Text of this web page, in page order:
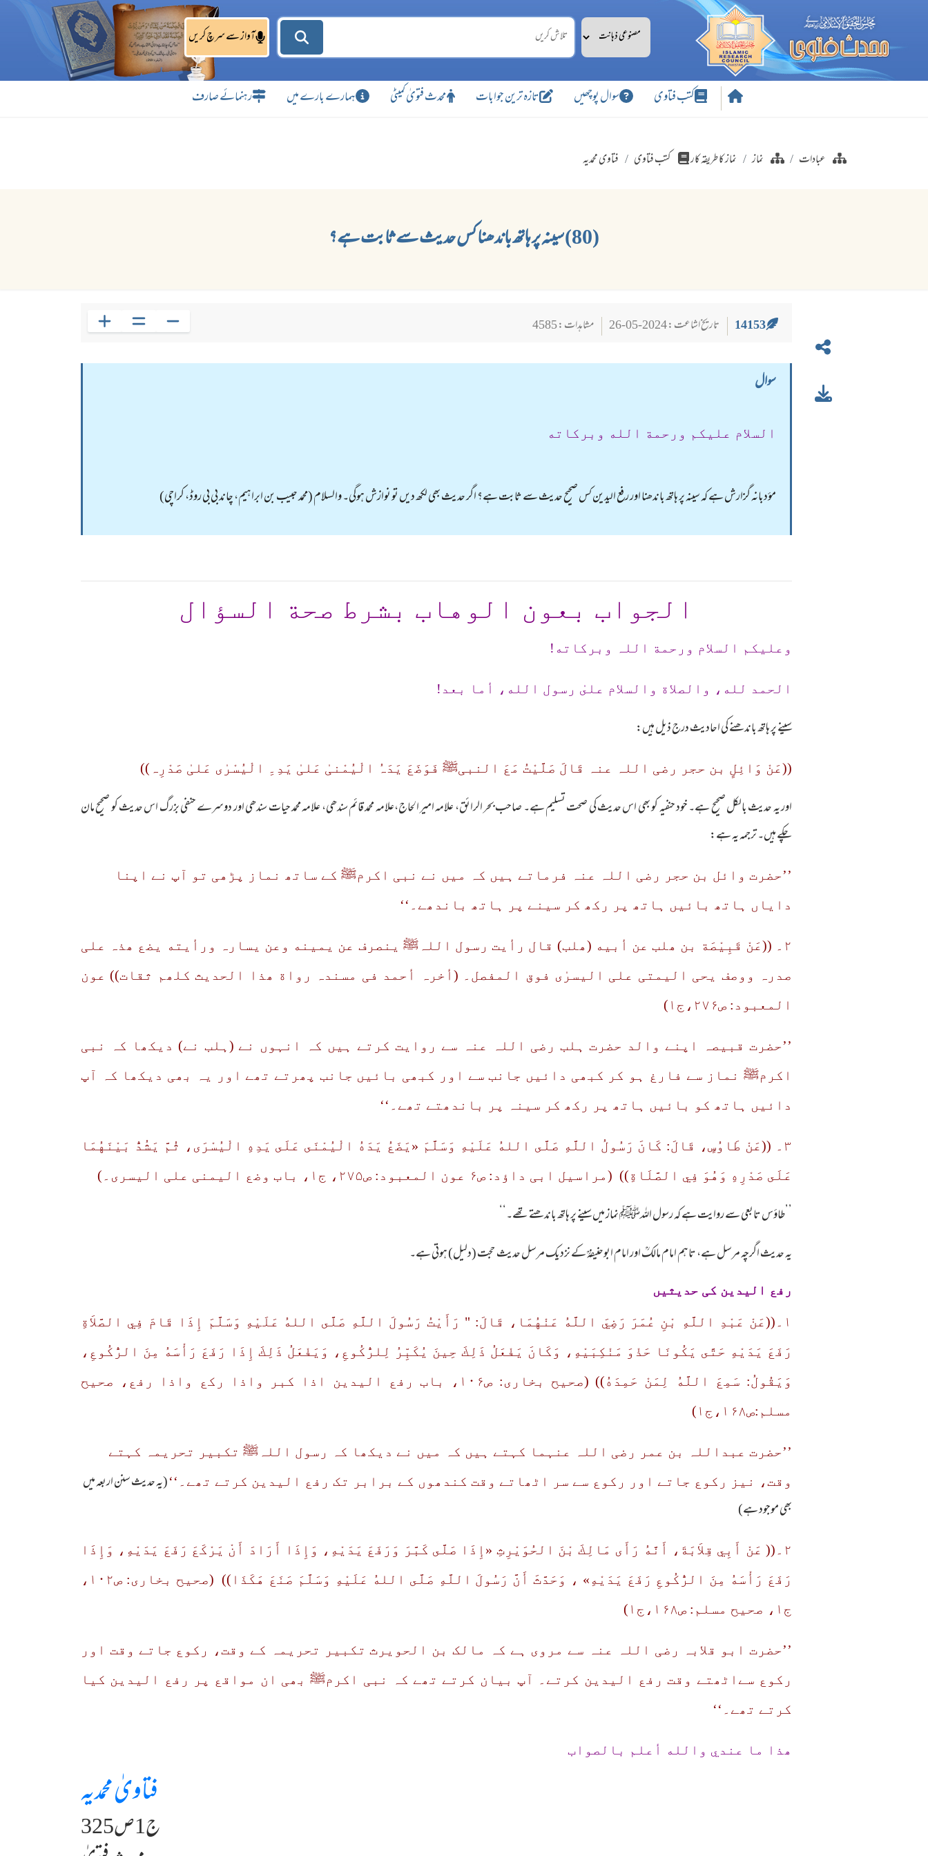
آواز سے سرچ کریں
کتب فتاوی سوال پوچھیں تازہ ترین جوابات محدث فتویٰ کمیٹی ہمارے بارے میں رہنمائے صارف
عبادات نماز نماز کا طریقہ کار کتب فتاوی فتاوی محمدیہ
(80) سینہ پر ہاتھ باندھنا کس حدیث سے ثابت ہے؟
14153 تاریخ اشاعت : 2024-05-26 مشاہدات : 4585
سوال
السلام عليكم ورحمة الله وبركاته
مؤدبانہ گزارش ہے کہ سینہ پر ہاتھ باندھنا اور رفع الیدین کس صحیح حدیث سے ثابت ہے؟ اگر حدیث بھی لکھ دیں تو نوازش ہوگی۔ والسلام (محمد حبیب بن ابراہیم، چاند بی بی روڈ، کراچی)
الجواب بعون الوهاب بشرط صحة السؤال
وعلیکم السلام ورحمة اللہ وبرکاته!
الحمد لله، والصلاة والسلام علىٰ رسول الله، أما بعد!
سینے پر ہاتھ باندھنے کی احادیث درج ذیل ہیں:
((عَنْ وَائِلٍ بن حجر رضی اللہ عنہ قَالَ صَلَّیْتُ مَعَ النبیﷺ فَوَضَعَ یَدَہُ الْیُمْنیٰ عَلیٰ یَدِ۔ِ الْیُسْرٰی عَلیٰ صَدْرِہ))
اور یہ حدیث بالکل صحیح ہے۔ خود حنفیہ کو بھی اس حدیث کی صحت تسلیم ہے۔ صاحب بحر الرائق، علامہ امیر الحاج،علامہ محمد قائم سندھی، علامہ محمد حیات سندھی اور دوسرے حنفی بزرگ اس حدیث کو صحیح مان
چکے ہیں۔ ترجمہ یہ ہے:
’’حضرت وائل بن حجر رضی اللہ عنہ فرماتے ہیں کہ میں نے نبی اکرمﷺ کے ساتھ نماز پڑھی تو آپ نے اپنا
دایاں ہاتھ بائیں ہاتھ پر رکھ کر سینے پر ہاتھ باندھے۔‘‘
۲۔ ((عَنْ قَبِیْصَة بن ھلب عن أبیه (ھلب) قال رأیت رسول اللہﷺ ینصرف عن یمینه وعن یسارہ ورأیته یضع ھذہ علی
صدرہ ووصف یحی الیمتی علی الیسرٰی فوق المفصل۔ (أخرہ أحمد فی مسندہ رواة ھذا الحدیث کلھم ثقات)) عون
المعبود: ص۲۷۶،ج۱)
’’حضرت قبیصہ اپنے والد حضرت ہلب رضی اللہ عنہ سے روایت کرتے ہیں کہ انہوں نے (ہلب نے) دیکھا کہ نبی
اکرمﷺ نماز سے فارغ ہو کر کبھی دائیں جانب سے اور کبھی بائیں جانب پھرتے تھے اور یہ بھی دیکھا کہ آپ
دائیں ہاتھ کو بائیں ہاتھ پر رکھ کر سینہ پر باندھتے تھے۔‘‘
۳۔ ((عَنْ طَاوُسٍ، قَالَ: كَانَ رَسُولُ اللَّهِ صَلَّى اللهُ عَلَيْهِ وَسَلَّمَ «يَضَعُ يَدَهُ الْيُمْنَى عَلَى يَدِهِ الْيُسْرَى، ثُمَّ يَشُدُّ بَيْنَهُمَا
عَلَى صَدْرِهِ وَهُوَ فِي الصَّلَاةِ)) (مراسیل ابی داؤد: ص۶ عون المعبود: ص۲۷۵، ج۱، باب وضع الیمنی علی الیسری۔)
’’طاؤس تابعی سے روایت ہے کہ رسول اللہﷺ نماز میں سینے پر ہاتھ باندھتے تھے۔‘‘
یہ حدیث اگرچہ مرسل ہے، تاہم امام مالکؒ اور امام ابوحنیفہؒ کے نزدیک مرسل حدیث حجت (دلیل) ہوتی ہے۔
رفع الیدین کی حدیثیں
۱۔((عَنْ عَبْدِ اللَّهِ بْنِ عُمَرَ رَضِيَ اللَّهُ عَنْهُمَا، قَالَ: " رَأَيْتُ رَسُولَ اللَّهِ صَلَّى اللهُ عَلَيْهِ وَسَلَّمَ إِذَا قَامَ فِي الصَّلاَةِ
رَفَعَ يَدَيْهِ حَتَّى يَكُونَا حَذْوَ مَنْكِبَيْهِ، وَكَانَ يَفْعَلُ ذَلِكَ حِينَ يُكَبِّرُ لِلرُّكُوعِ، وَيَفْعَلُ ذَلِكَ إِذَا رَفَعَ رَأْسَهُ مِنَ الرُّكُوعِ،
وَيَقُولُ: سَمِعَ اللَّهُ لِمَنْ حَمِدَهُ)) (صحیح بخاری: ص۱۰۶، باب رفع الیدین اذا کبر واذا رکع واذا رفع، صحیح
مسلم:ص۱۶۸،ج۱)
’’حضرت عبداللہ بن عمر رضی اللہ عنہما کہتے ہیں کہ میں نے دیکھا کہ رسول اللہﷺ تکبیر تحریمہ کہتے
وقت، نیز رکوع جاتے اور رکوع سے سر اٹھاتے وقت کندھوں کے برابر تک رفع الیدین کرتے تھے۔‘‘(یہ حدیث سنن اربعہ میں
بھی موجود ہے)
۲۔(( عَنْ أَبِي قِلاَبَةَ، أَنَّهُ رَأَى مَالِكَ بْنَ الحُوَيْرِثِ «إِذَا صَلَّى كَبَّرَ وَرَفَعَ يَدَيْهِ، وَإِذَا أَرَادَ أَنْ يَرْكَعَ رَفَعَ يَدَيْهِ، وَإِذَا
رَفَعَ رَأْسَهُ مِنَ الرُّكُوعِ رَفَعَ يَدَيْهِ» ، وَحَدَّثَ أَنَّ رَسُولَ اللَّهِ صَلَّى اللهُ عَلَيْهِ وَسَلَّمَ صَنَعَ هَكَذَا)) (صحیح بخاری: ص۱۰۲،
ج۱، صحیح مسلم: ص۱۶۸،ج۱)
’’حضرت ابو قلابہ رضی اللہ عنہ سے مروی ہے کہ مالک بن الحویرث تکبیر تحریمہ کے وقت، رکوع جاتے وقت اور
رکوع سےاٹھتے وقت رفع الیدین کرتے۔ آپ بیان کرتے تھے کہ نبی اکرمﷺ بھی ان مواقع پر رفع الیدین کیا
کرتے تھے۔‘‘
ھذا ما عندي والله أعلم بالصواب
فتاویٰ محمدیہ
ج1ص325